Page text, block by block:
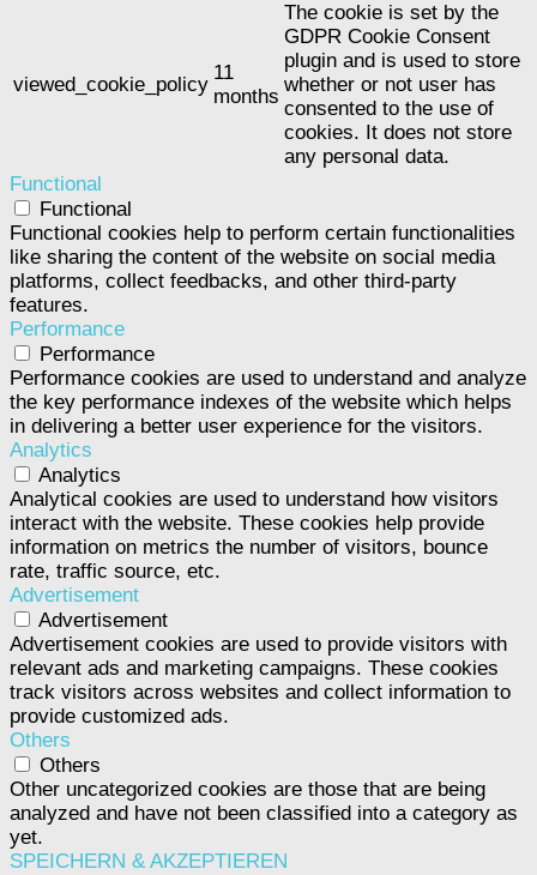
viewed_cookie_policy
11
months
The cookie is set by the
GDPR Cookie Consent
plugin and is used to store
whether or not user has
consented to the use of
cookies. It does not store
any personal data.
Functional
Functional
Functional cookies help to perform certain functionalities
like sharing the content of the website on social media
platforms, collect feedbacks, and other third-party
features.
Performance
Performance
Performance cookies are used to understand and analyze
the key performance indexes of the website which helps
in delivering a better user experience for the visitors.
Analytics
Analytics
Analytical cookies are used to understand how visitors
interact with the website. These cookies help provide
information on metrics the number of visitors, bounce
rate, traffic source, etc.
Advertisement
Advertisement
Advertisement cookies are used to provide visitors with
relevant ads and marketing campaigns. These cookies
track visitors across websites and collect information to
provide customized ads.
Others
Others
Other uncategorized cookies are those that are being
analyzed and have not been classified into a category as
yet.
SPEICHERN & AKZEPTIEREN